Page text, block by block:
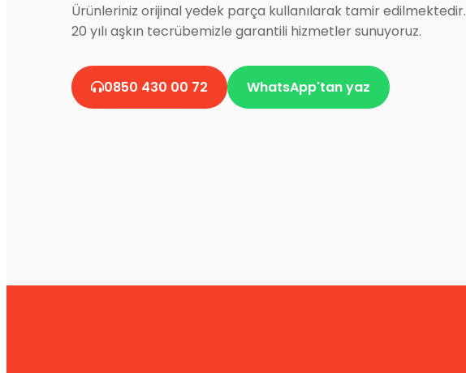
Ürünleriniz orijinal yedek parça kullanılarak tamir edilmektedir.
20 yılı aşkın tecrübemizle garantili hizmetler sunuyoruz.
0850 430 00 72 WhatsApp'tan yaz